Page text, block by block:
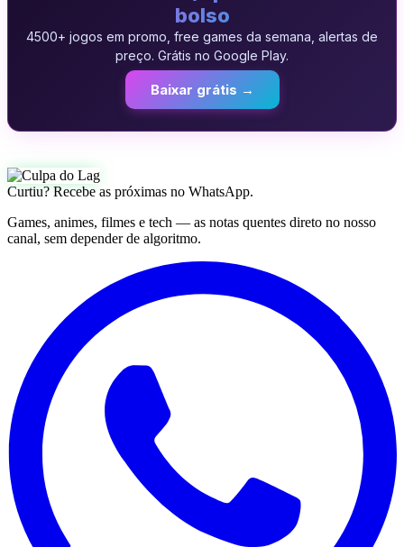
bolso
4500+ jogos em promo, free games da semana, alertas de
preço. Grátis no Google Play.
Baixar grátis →
Curtiu? Recebe as próximas no WhatsApp.
Games, animes, filmes e tech — as notas quentes direto no nosso
canal, sem depender de algoritmo.